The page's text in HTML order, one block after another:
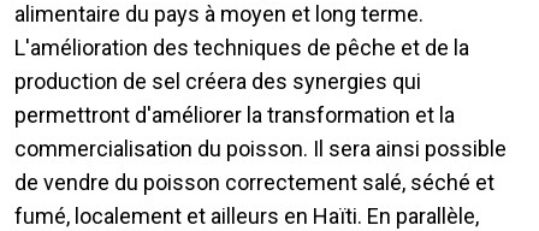
alimentaire du pays à moyen et long terme.
L'amélioration des techniques de pêche et de la
production de sel créera des synergies qui
permettront d'améliorer la transformation et la
commercialisation du poisson. Il sera ainsi possible
de vendre du poisson correctement salé, séché et
fumé, localement et ailleurs en Haïti. En parallèle,